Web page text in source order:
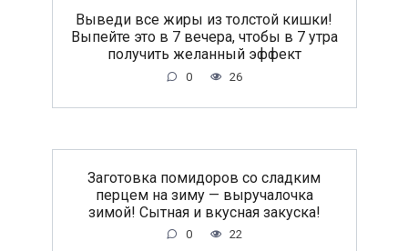
Выведи все жиры из толстой кишки!
Выпейте это в 7 вечера, чтобы в 7 утра
получить желанный эффект
0 26
Заготовка помидоров со сладким
перцем на зиму — выручалочка
зимой! Сытная и вкусная закуска!
0 22